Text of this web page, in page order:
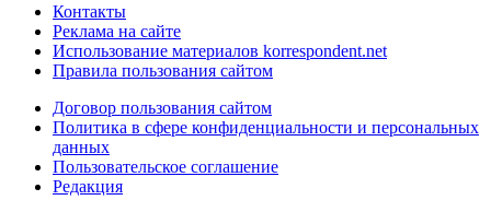
Контакты
Реклама на сайте
Использование материалов korrespondent.net
Правила пользования сайтом
Договор пользования сайтом
Политика в сфере конфиденциальности и персональных
данных
Пользовательское соглашение
Редакция